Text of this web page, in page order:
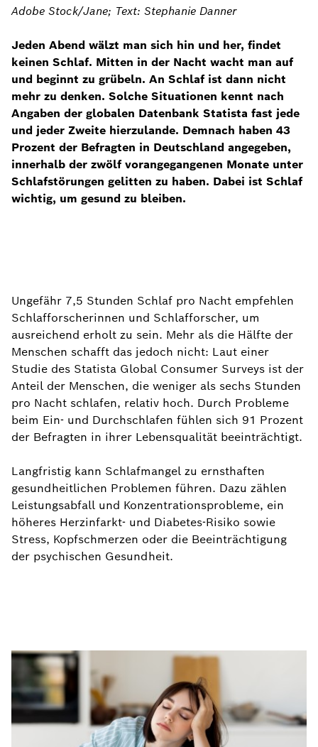
Adobe Stock/Jane; Text: Stephanie Danner
Jeden Abend wälzt man sich hin und her, findet
keinen Schlaf. Mitten in der Nacht wacht man auf
und beginnt zu grübeln. An Schlaf ist dann nicht
mehr zu denken. Solche Situationen kennt nach
Angaben der globalen Datenbank Statista fast jede
und jeder Zweite hierzulande. Demnach haben 43
Prozent der Befragten in Deutschland angegeben,
innerhalb der zwölf vorangegangenen Monate unter
Schlafstörungen gelitten zu haben. Dabei ist Schlaf
wichtig, um gesund zu bleiben.
Ungefähr 7,5 Stunden Schlaf pro Nacht empfehlen
Schlafforscherinnen und Schlafforscher, um
ausreichend erholt zu sein. Mehr als die Hälfte der
Menschen schafft das jedoch nicht: Laut einer
Studie des Statista Global Consumer Surveys ist der
Anteil der Menschen, die weniger als sechs Stunden
pro Nacht schlafen, relativ hoch. Durch Probleme
beim Ein- und Durchschlafen fühlen sich 91 Prozent
der Befragten in ihrer Lebensqualität beeinträchtigt.
Langfristig kann Schlafmangel zu ernsthaften
gesundheitlichen Problemen führen. Dazu zählen
Leistungsabfall und Konzentrationsprobleme, ein
höheres Herzinfarkt- und Diabetes-Risiko sowie
Stress, Kopfschmerzen oder die Beeinträchtigung
der psychischen Gesundheit.